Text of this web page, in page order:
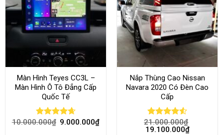
Màn Hình Teyes CC3L –
Màn Hình Ô Tô Đẳng Cấp
Quốc Tế
Rated 4.68
10.000.000₫ 9.000.000₫
Nắp Thùng Cao Nissan
Navara 2020 Có Đèn Cao
Cấp
Rated4.52
out of 5
21.000.000₫
19.100.000₫